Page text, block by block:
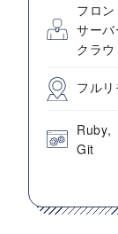
フロ
サー
クラ
フル
Ruby
Git